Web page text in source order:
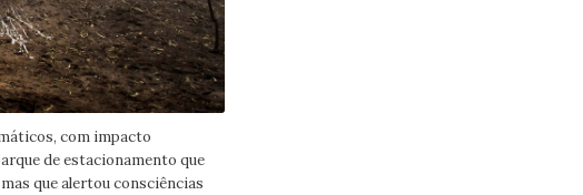
com impacto
de estacionamento que
que alertou consciências